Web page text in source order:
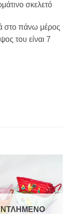
σκελετό
στο πάνω μέρος
του είναι 7